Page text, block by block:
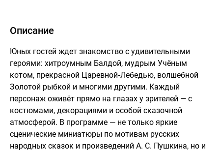
Описание
Юных гостей ждет знакомство с удивительными
героями: хитроумным Балдой, мудрым Учёным
котом, прекрасной Царевной‑Лебедью, волшебной
Золотой рыбкой и многими другими. Каждый
персонаж оживёт прямо на глазах у зрителей — с
костюмами, декорациями и особой сказочной
атмосферой. В программе — не только яркие
сценические миниатюры по мотивам русских
народных сказок и произведений А. С. Пушкина, но и